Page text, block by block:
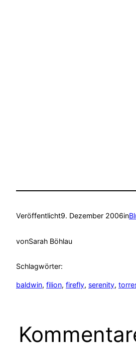
Veröffentlicht9. Dezember 2006in
vonSarah Böhlau
Schlagwörter:
baldwin, filion, firefly, serenity,